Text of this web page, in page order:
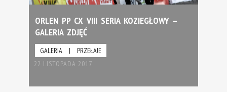
ORLEN PP CX VIII SERIA KOZIEGŁOWY –
GALERIA ZDJĘĆ
GALERIA |
PRZEŁAJE
22 LISTOPADA 2017